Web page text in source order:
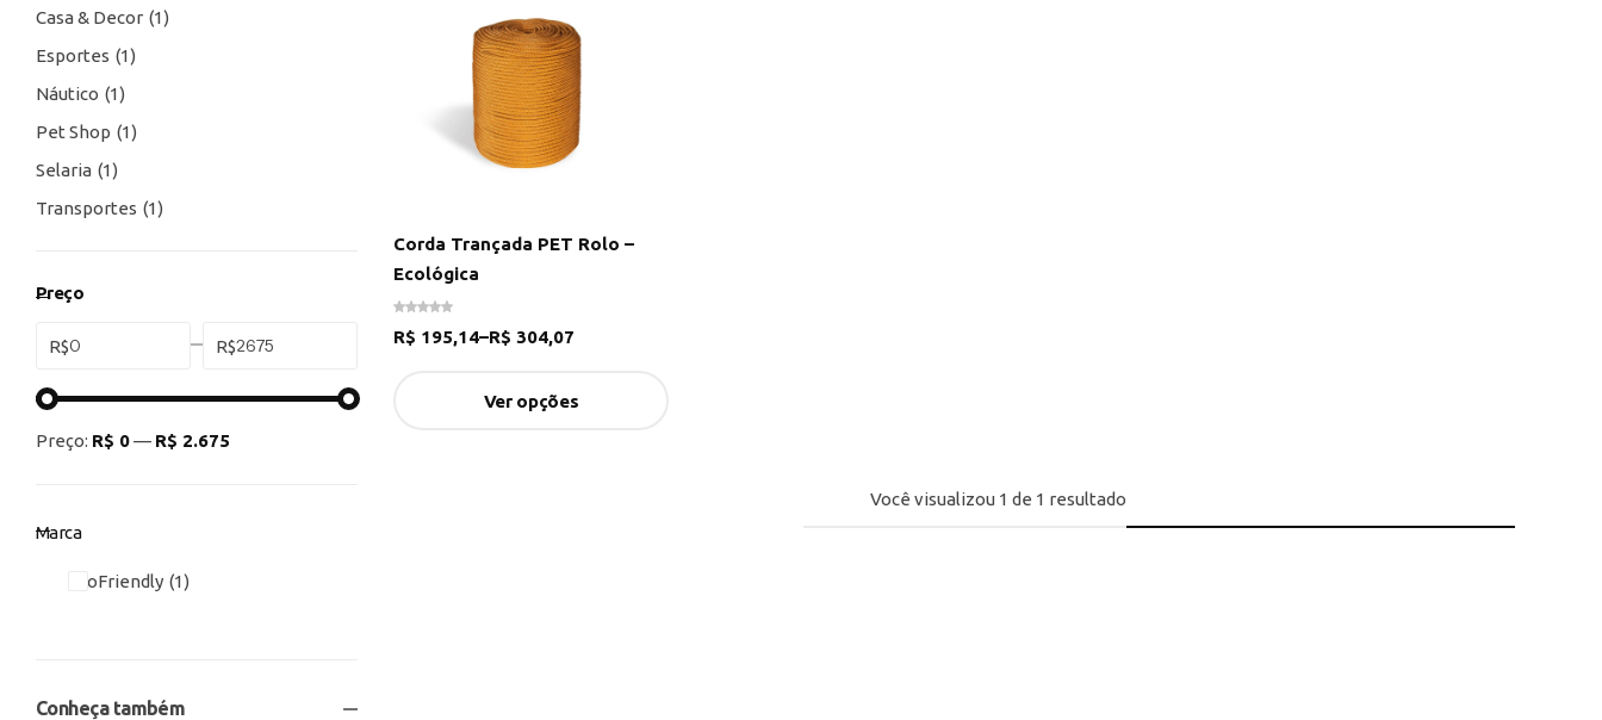
Corda Trançada PET Rolo –
Ecológica
R$ 195,14–R$ 304,07
Ver opções
Você visualizou 1 de 1 resultado
Casa & Decor 1
Esportes
1
Náutico
1
Pet Shop
1
Selaria 1
Transportes
1
Preço
R$ R$
Preço: R$ 0— R$ 2.675
Marca
EcoFriendly 1
Conheça também